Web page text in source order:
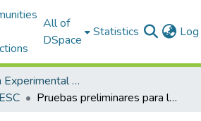
All of
DSpace
Statistics
1.- Estación Experimental Santa Catalina
Pruebas preliminares para la germinación de semilla botánica de oca (Oxalis tuberosa) y melloco (Ullucus tuberosus)